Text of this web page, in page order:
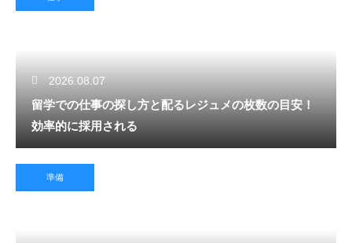
2026.08.07
留学での仕事の探し方と配るレジュメの枚数の目安！
効率的に採用される
準備